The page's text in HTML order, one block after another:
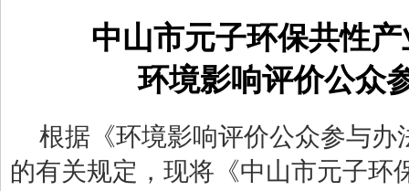
中山市元子环保共性
环境影响评价公众
根据《环境影响评价公众参与办
的有关规定，现将《中山市元子环